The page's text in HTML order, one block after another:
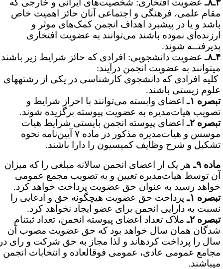
عضویت افتخاری: شخصیت‌های ایرانی و خارجی که
علمی، فرهنگی و اجتماعی آنان حائز اهمیت خاص
و یا در پیشبرد اهداف انجمن کمک‌های موثر و
نموده باشند می‌توانند به عضویت افتخاری
شوند.
عضویت دانشجویی: افرادی که حائز شرایط زیر باشند
به عضویت انجمن درآیند:
افرادی که دانشجوی کارشناسی در یکی از رشته­های
زیستی باشند.
۱ـ
اعضای وابسته می‌توانند با احراز شرایط و
هیات‌مدیره به عضویت پیوسته برگزیده شوند.
۲ـ
اعضای پیوسته انجمن بایستی شرایط هیات‌
موسس و هیات‌مدیره مذکور در ماده ۷ آیین‌نامه نحوه
و شرح وظایف کمیسیون را دارا باشند.
۹ـ
هر یک از اعضای انجمن سالانه مبلغی را که میزان
توسط هیات‌مدیره تعیین و به تصویب مجمع عمومی
رسید به عنوان حق عضویت پرداخت خواهد کرد.
۱ـ
پرداخت حق عضویت هیچگونه حق و ادعایی را
به دارایی انجمن برای عضو ایجاد نخواهد کرد.
۲ـ
ملاک تعداد اعضای پیوسته انجمن، تعداد ثبت­نام
همان سال خواهد بود که حق عضویت مصوب آن
را پرداخت کرده­اند و لذا مجاز به حق شرکت و رای در
عمومی عادی، عمومی فوق­العاده و انتخابات انجمن